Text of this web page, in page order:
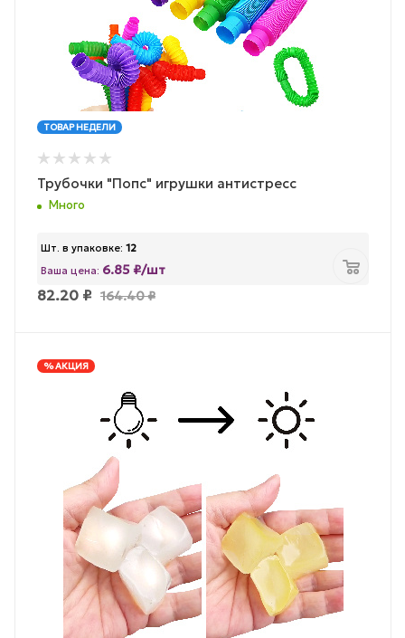
ТОВАР НЕДЕЛИ
Трубочки "Попс" игрушки антистресс
Много
Шт. в упаковке: 12
Ваша цена: 6.85 ₽/шт
82.20 ₽ 164.40₽
% АКЦИЯ